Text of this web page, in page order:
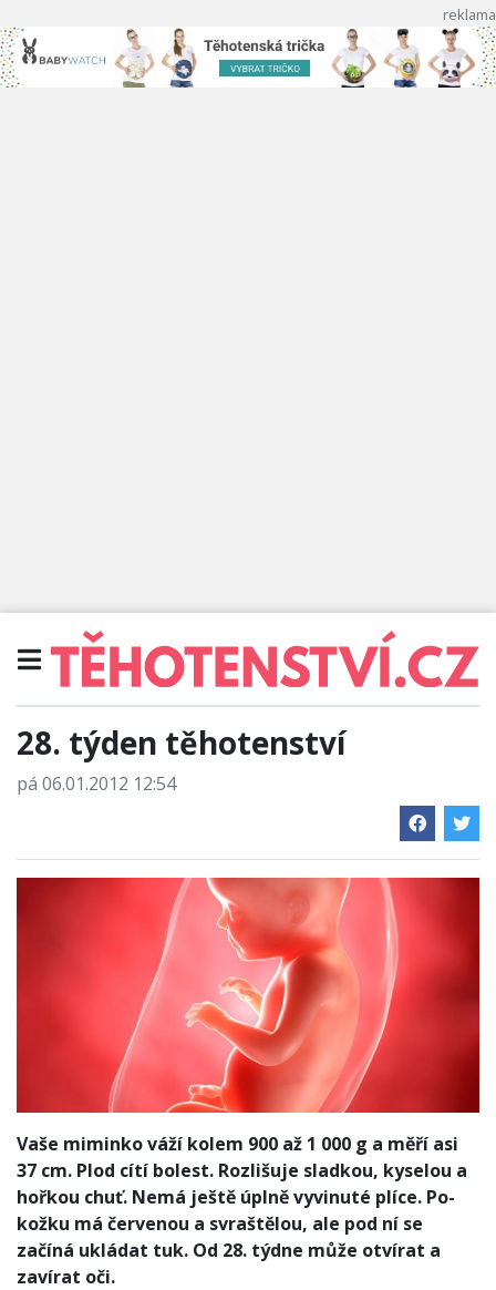
28. týden těhotenství
pá 06.01.2012 12:54
Vaše miminko váží kolem 900 až 1 000 g a měří asi
37 cm. Plod cítí bolest. Rozlišuje sladkou, kyselou a
hořkou chuť. Nemá ještě úplně vyvinuté plíce. Po­
kožku má červenou a svraštělou, ale pod ní se
začíná ukládat tuk. Od 28. týdne může otvírat a
zavírat oči.